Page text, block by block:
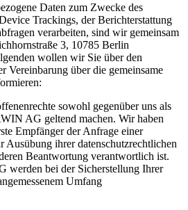
Daten zum Zwecke des
Trackings, der Berichterstattung
verarbeiten, sind wir gemeinsam
3, 10785 Berlin
wollen wir Sie über den
Vereinbarung über die gemeinsame
sowohl gegenüber uns als
AG geltend machen. Wir haben
Empfänger der Anfrage einer
Ausübung ihrer datenschutzrechtlichen
Beantwortung verantwortlich ist.
werden bei der Sicherstellung Ihrer
Umfang